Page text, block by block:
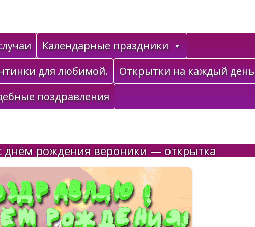
Календарные праздники
для любимой.
Открытки на каждый день
поздравления
днём рождения вероники — открытка